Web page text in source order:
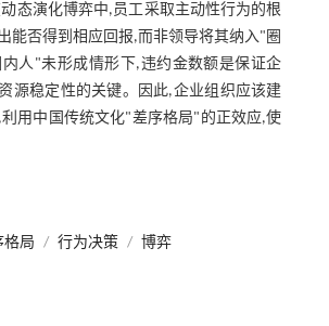
态演化博弈中,员工采取主动性行为的根
能否得到相应回报,而非领导将其纳入"圈
人"未形成情形下,违约金数额是保证企
源稳定性的关键。因此,企业组织应该建
用中国传统文化"差序格局"的正效应,使
格局 / 行为决策 / 博弈